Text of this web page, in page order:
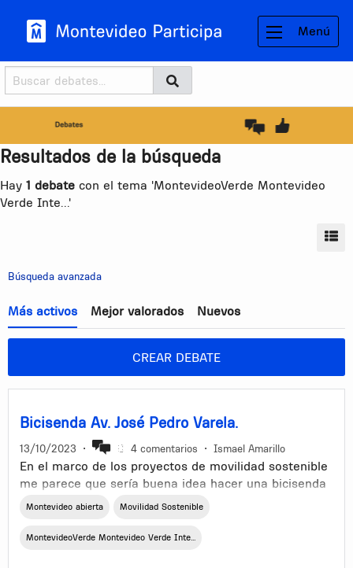
Menú
Buscador
Buscar BUSCAR
Resultados de la búsqueda
Hay 1 debate con el tema 'MontevideoVerde Montevideo
Verde Inte...'
Búsqueda avanzada
Más activos Mejor valorados Nuevos
CREAR DEBATE
Bicisenda Av. José Pedro Varela.
13/10/2023 • 4 comentarios • Ismael Amarillo
En el marco de los proyectos de movilidad sostenible
me parece que sería buena idea hacer una bicisenda
sobre el cantero central de la Avenida José Pedro
conectora con la de la Avenida Dámaso Antonio
Montevideo abierta Movilidad Sostenible
MontevideoVerde Montevideo Verde Inte...